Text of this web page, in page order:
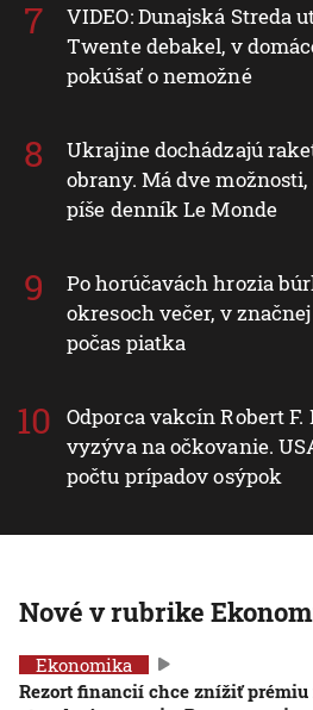
VIDEO: Dunajská Streda
Twente debakel, v
pokúšať o nemožné
Ukrajine dochádzajú
obrany. Má dve
píše denník Le Monde
Po horúčavách hrozia
okresoch večer, v
počas piatka
Odporca vakcín Robert
vyzýva na očkovanie.
počtu prípadov osýpok
Nové v rubrike
Ekonomika
Rezort financií chce znížiť prémiu